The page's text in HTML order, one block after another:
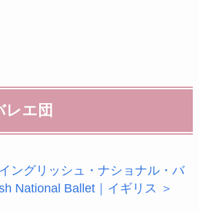
レエ団
ングリッシュ・ナショナル・バ
National Ballet｜イギリス ＞